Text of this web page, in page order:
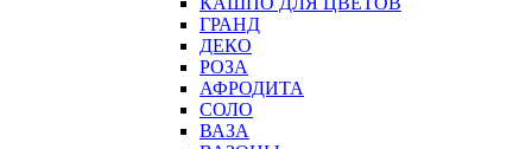
ГРАНД
ДЕКО
РОЗА
АФРОДИТА
СОЛО
ВАЗА